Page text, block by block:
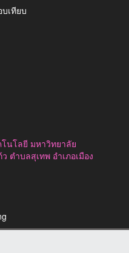
เทียบ
นโลยี มหาวิทยาลัย
ตำบลสุเทพ อำเภอเมือง